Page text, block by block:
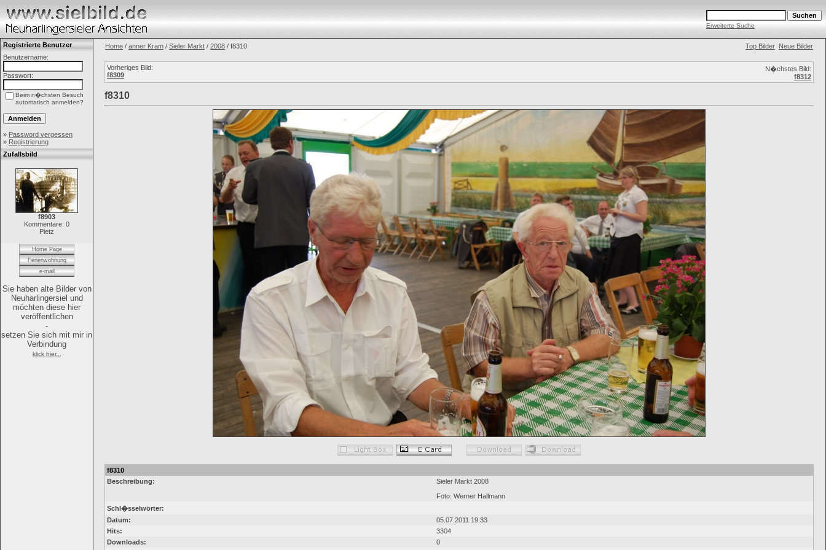
Erweiterte Suche
Registrierte Benutzer
Benutzername:
Passwort:
Beim n�chsten Besuch
automatisch anmelden?
» Password vergessen
» Registrierung
Zufallsbild
f8903
Kommentare: 0
Pietz
Home Page
Ferienwohnung
e-mail
Sie haben alte Bilder von
Neuharlingersiel und
möchten diese hier
veröffentlichen
-
setzen Sie sich mit mir in
Verbindung
klick hier...
Home / anner Kram / Sieler Markt / 2008 / f8310 Top Bilder Neue Bilder
Vorheriges Bild:
f8309
N�chstes Bild:
f8312
f8310
f8310
Beschreibung:
Sieler Markt 2008
Foto: Werner Hallmann
Schl�sselwörter:
Datum:
05.07.2011 19:33
Hits:
3304
Downloads:
0